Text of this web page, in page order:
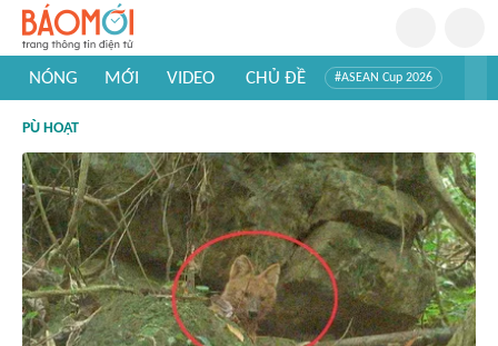
NÓNG MỚI VIDEO CHỦ ĐỀ #ASEAN Cup 2026
#Khám phá thế giới
PÙ HOẠT